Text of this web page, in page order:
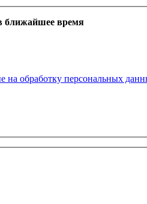
ближайшее время
на обработку персональных